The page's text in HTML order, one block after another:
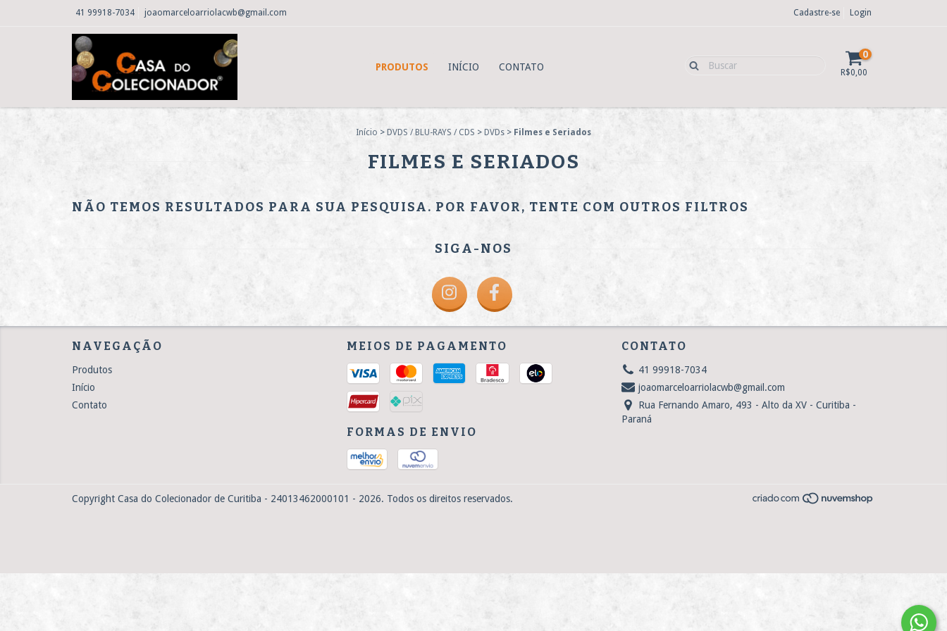
41 99918-7034 joaomarceloarriolacwb@gmail.com Cadastre-se Login
PRODUTOS INÍCIO CONTATO
0
R$0,00
Início > DVDS / BLU-RAYS / CDS > DVDs > Filmes e Seriados
FILMES E SERIADOS
NÃO TEMOS RESULTADOS PARA SUA PESQUISA. POR FAVOR, TENTE COM OUTROS FILTROS
SIGA-NOS
NAVEGAÇÃO
Produtos
Início
Contato
MEIOS DE PAGAMENTO
FORMAS DE ENVIO
CONTATO
41 99918-7034
joaomarceloarriolacwb@gmail.com
Rua Fernando Amaro, 493 - Alto da XV - Curitiba -
Paraná
Copyright Casa do Colecionador de Curitiba - 24013462000101 - 2026. Todos os direitos reservados.